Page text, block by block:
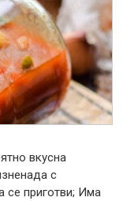
вкусна
с
се приготви; Има